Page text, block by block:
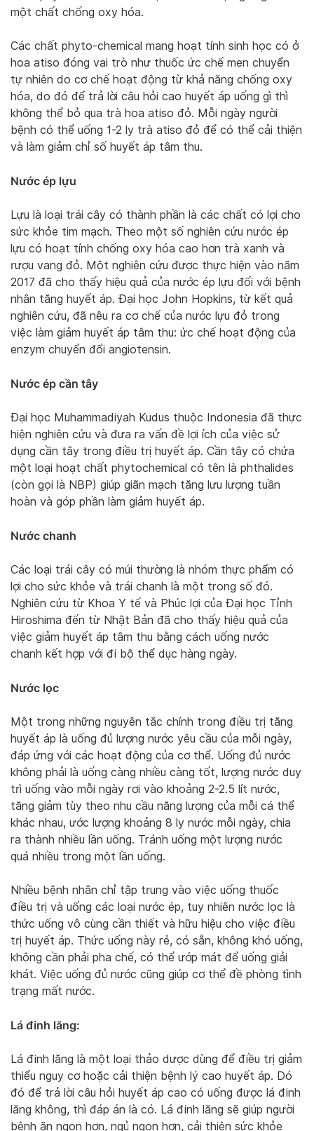
một chất chống oxy hóa.
Các chất phyto-chemical mang hoạt tính sinh học có ở
hoa atiso đóng vai trò như thuốc ức chế men chuyển
tự nhiên do cơ chế hoạt động từ khả năng chống oxy
hóa, do đó để trả lời câu hỏi cao huyết áp uống gì thì
không thể bỏ qua trà hoa atiso đỏ. Mỗi ngày người
bệnh có thể uống 1-2 ly trà atiso đỏ để có thể cải thiện
và làm giảm chỉ số huyết áp tâm thu.
Nước ép lựu
Lựu là loại trái cây có thành phần là các chất có lợi cho
sức khỏe tim mạch. Theo một số nghiên cứu nước ép
lựu có hoạt tính chống oxy hóa cao hơn trà xanh và
rượu vang đỏ. Một nghiên cứu được thực hiện vào năm
2017 đã cho thấy hiệu quả của nước ép lựu đối với bệnh
nhân tăng huyết áp. Đại học John Hopkins, từ kết quả
nghiên cứu, đã nêu ra cơ chế của nước lựu đỏ trong
việc làm giảm huyết áp tâm thu: ức chế hoạt động của
enzym chuyển đổi angiotensin.
Nước ép cần tây
Đại học Muhammadiyah Kudus thuộc Indonesia đã thực
hiện nghiên cứu và đưa ra vấn đề lợi ích của việc sử
dụng cần tây trong điều trị huyết áp. Cần tây có chứa
một loại hoạt chất phytochemical có tên là phthalides
(còn gọi là NBP) giúp giãn mạch tăng lưu lượng tuần
hoàn và góp phần làm giảm huyết áp.
Nước chanh
Các loại trái cây có múi thường là nhóm thực phẩm có
lợi cho sức khỏe và trái chanh là một trong số đó.
Nghiên cứu từ Khoa Y tế và Phúc lợi của Đại học Tỉnh
Hiroshima đến từ Nhật Bản đã cho thấy hiệu quả của
việc giảm huyết áp tâm thu bằng cách uống nước
chanh kết hợp với đi bộ thể dục hàng ngày.
Nước lọc
Một trong những nguyên tắc chính trong điều trị tăng
huyết áp là uống đủ lượng nước yêu cầu của mỗi ngày,
đáp ứng với các hoạt động của cơ thể. Uống đủ nước
không phải là uống càng nhiều càng tốt, lượng nước duy
trì uống vào mỗi ngày rơi vào khoảng 2-2.5 lít nước,
tăng giảm tùy theo nhu cầu năng lượng của mỗi cá thể
khác nhau, ước lượng khoảng 8 ly nước mỗi ngày, chia
ra thành nhiều lần uống. Tránh uống một lượng nước
quá nhiều trong một lần uống.
Nhiều bệnh nhân chỉ tập trung vào việc uống thuốc
điều trị và uống các loại nước ép, tuy nhiên nước lọc là
thức uống vô cùng cần thiết và hữu hiệu cho việc điều
trị huyết áp. Thức uống này rẻ, có sẵn, không khó uống,
không cần phải pha chế, có thể ướp mát để uống giải
khát. Việc uống đủ nước cũng giúp cơ thể đề phòng tình
trạng mất nước.
Lá đinh lăng:
Lá đinh lăng là một loại thảo dược dùng để điều trị giảm
thiểu nguy cơ hoặc cải thiện bệnh lý cao huyết áp. Dó
đó để trả lời câu hỏi huyết áp cao có uống được lá đinh
lăng không, thì đáp án là có. Lá đinh lăng sẽ giúp người
bệnh ăn ngon hơn, ngủ ngon hơn, cải thiện sức khỏe